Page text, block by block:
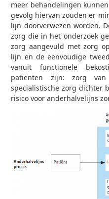
meer behandelingen
gevolg hiervan zouden er
lijn doorverwezen worden.
zorg die in het onderzoek
zorg aangevuld met zorg
lijn en de eenvoudige
vanuit functionele
patiënten zijn: zorg van
specialistische zorg dichter
risico voor anderhalvelijns